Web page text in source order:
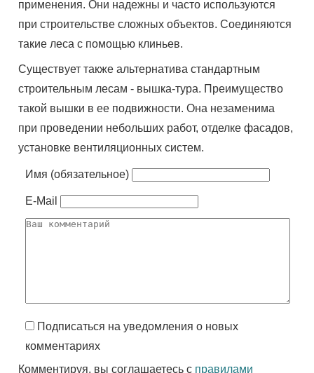
применения. Они надежны и часто используются
при строительстве сложных объектов. Соединяются
такие леса с помощью клиньев.
Существует также альтернатива стандартным
строительным лесам - вышка-тура. Преимущество
такой вышки в ее подвижности. Она незаменима
при проведении небольших работ, отделке фасадов,
установке вентиляционных систем.
Имя (обязательное)
E-Mail
Подписаться на уведомления о новых
комментариях
Комментируя, вы соглашаетесь с правилами